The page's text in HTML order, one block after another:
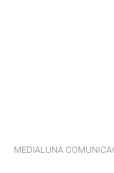
MEDIALUNA